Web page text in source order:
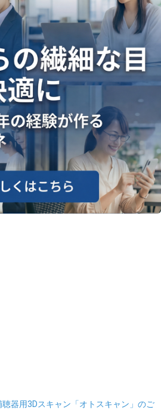
聴器用3Dスキャン「オトスキャン」のご